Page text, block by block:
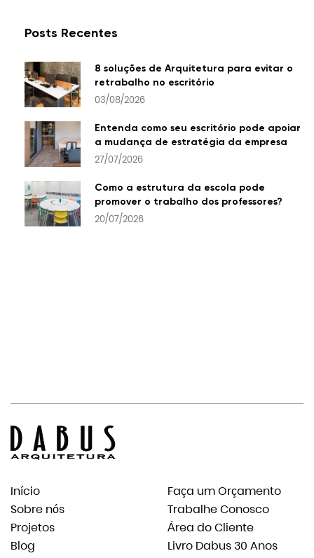
Posts Recentes
8 soluções de Arquitetura para evitar o
retrabalho no escritório
03/08/2026
Entenda como seu escritório pode apoiar
a mudança de estratégia da empresa
27/07/2026
Como a estrutura da escola pode
promover o trabalho dos professores?
20/07/2026
Início
Sobre nós
Projetos
Blog
Faça um Orçamento
Trabalhe Conosco
Área do Cliente
Livro Dabus 30 Anos